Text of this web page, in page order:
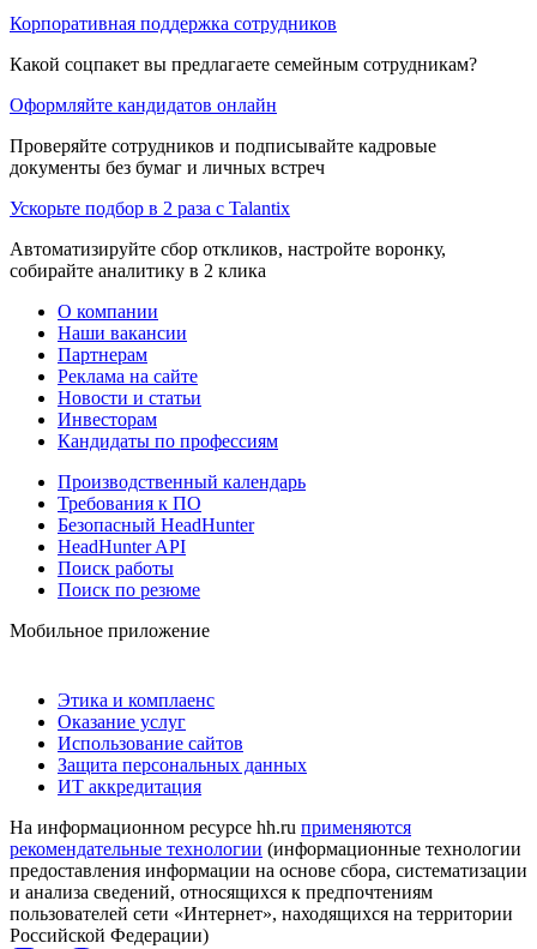
Корпоративная поддержка сотрудников
Какой соцпакет вы предлагаете семейным сотрудникам?
Оформляйте кандидатов онлайн
Проверяйте сотрудников и подписывайте кадровые
документы без бумаг и личных встреч
Ускорьте подбор в 2 раза с Talantix
Автоматизируйте сбор откликов, настройте воронку,
собирайте аналитику в 2 клика
О компании
Наши вакансии
Партнерам
Реклама на сайте
Новости и статьи
Инвесторам
Кандидаты по профессиям
Производственный календарь
Требования к ПО
Безопасный HeadHunter
HeadHunter API
Поиск работы
Поиск по резюме
Мобильное приложение
Этика и комплаенс
Оказание услуг
Использование сайтов
Защита персональных данных
ИТ аккредитация
На информационном ресурсе hh.ru применяются
рекомендательные технологии (информационные технологии
предоставления информации на основе сбора, систематизации
и анализа сведений, относящихся к предпочтениям
пользователей сети «Интернет», находящихся на территории
Российской Федерации)